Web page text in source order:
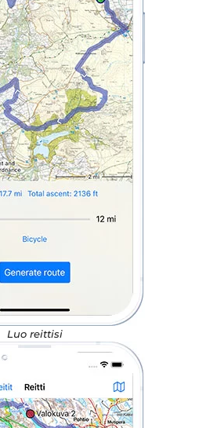
Luo reittisi